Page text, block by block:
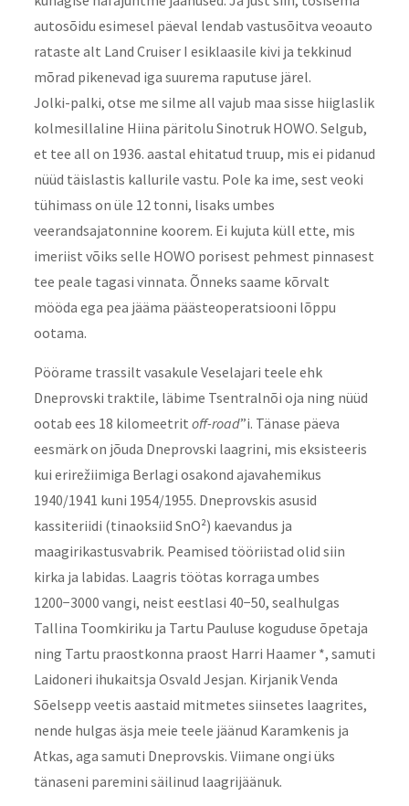
autosõidu esimesel päeval lendab vastusõitva veoauto
rataste alt Land Cruiser I esiklaasile kivi ja tekkinud
mõrad pikenevad iga suurema raputuse järel.
Jolki-palki, otse me silme all vajub maa sisse hiiglaslik
kolmesillaline Hiina päritolu Sinotruk HOWO. Selgub,
et tee all on 1936. aastal ehitatud truup, mis ei pidanud
nüüd täislastis kallurile vastu. Pole ka ime, sest veoki
tühimass on üle 12 tonni, lisaks umbes
veerandsajatonnine koorem. Ei kujuta küll ette, mis
imeriist võiks selle HOWO porisest pehmest pinnasest
tee peale tagasi vinnata. Õnneks saame kõrvalt
mööda ega pea jääma päästeoperatsiooni lõppu
ootama.
Pöörame trassilt vasakule Veselajari teele ehk
Dneprovski traktile, läbime Tsentralnõi oja ning nüüd
ootab ees 18 kilomeetrit off-road”i. Tänase päeva
eesmärk on jõuda Dneprovski laagrini, mis eksisteeris
kui erirežiimiga Berlagi osakond ajavahemikus
1940/1941 kuni 1954/1955. Dneprovskis asusid
kassiteriidi (tinaoksiid SnO²) kaevandus ja
maagirikastusvabrik. Peamised tööriistad olid siin
kirka ja labidas. Laagris töötas korraga umbes
1200−3000 vangi, neist eestlasi 40−50, sealhulgas
Tallina Toomkiriku ja Tartu Pauluse koguduse õpetaja
ning Tartu praostkonna praost Harri Haamer *, samuti
Laidoneri ihukaitsja Osvald Jesjan. Kirjanik Venda
Sõelsepp veetis aastaid mitmetes siinsetes laagrites,
nende hulgas äsja meie teele jäänud Karamkenis ja
Atkas, aga samuti Dneprovskis. Viimane ongi üks
tänaseni paremini säilinud laagrijäänuk.